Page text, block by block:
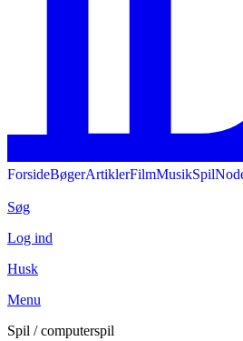
ForsideBøgerArtiklerFilmMusikSpil
Søg
Log ind
Husk
Menu
Spil / computerspil